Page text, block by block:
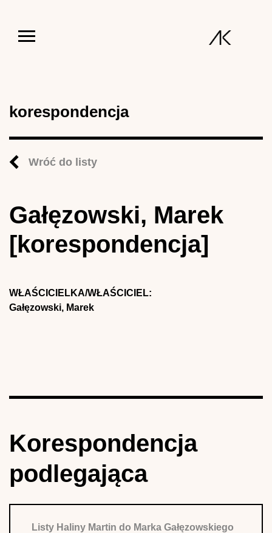
korespondencja
Wróć do listy
Gałęzowski, Marek
[korespondencja]
WŁAŚCICIELKA/WŁAŚCICIEL:
Gałęzowski, Marek
Korespondencja
podlegająca
Listy Haliny Martin do Marka Gałęzowskiego